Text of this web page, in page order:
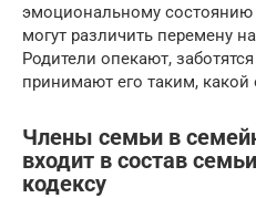
эмоциональному состоянию
могут различить перемену
Родители опекают,
принимают его таким, какой
Члены семьи в
входит в состав
кодексу